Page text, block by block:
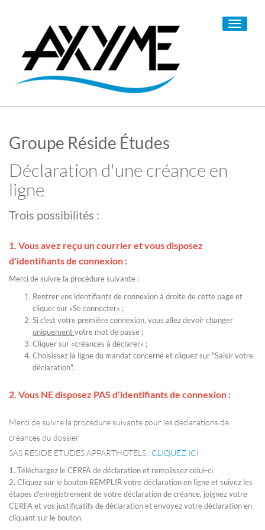
Toggle
Groupe Réside Études
Déclaration d'une créance en
ligne
Trois possibilités :
1. Vous avez reçu un courrier et vous disposez
d'identifiants de connexion :
Merci de suivre la procédure suivante :
Rentrer vos identifiants de connexion à droite de cette page et
cliquer sur «Se connecter» ;
Si c'est votre première connexion, vous allez devoir changer
uniquementvotre mot de passe ;
Cliquer sur «créances à déclarer» ;
Choisissez la ligne du mandat concerné et cliquez sur "Saisir votre
déclaration".
2. Vous NE disposez PAS d'identifiants de connexion :
Merci de suivre la procédure suivante pour les déclarations de
créances du dossier
SAS RESIDE ETUDES APPARTHOTELS : CLIQUEZ ICI
1. Téléchargez le CERFA de déclaration et remplissez celui-ci
2. Cliquez sur le bouton REMPLIR votre déclaration en ligne et suivez les
étapes d'enregistrement de votre déclaration de créance, joignez votre
CERFA et vos justificatifs de déclaration et envoyez votre déclaration en
cliquant sur le bouton.